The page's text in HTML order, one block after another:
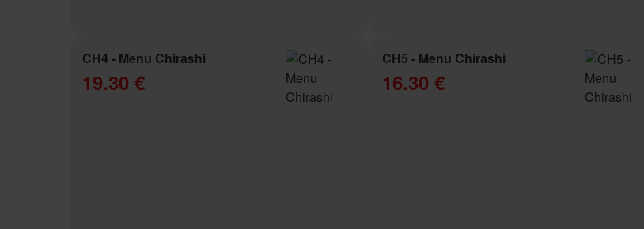
CH4 - Menu Chirashi
19.30 €
CH5 - Menu Chirashi
16.30 €